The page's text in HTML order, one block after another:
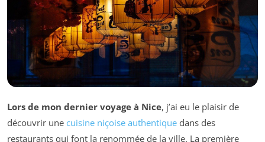
Lors de mon dernier voyage à Nice, j’ai eu le plaisir de
découvrir une cuisine niçoise authentique dans des
restaurants qui font la renommée de la ville. La première